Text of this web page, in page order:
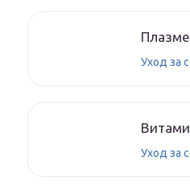
Уход за
Уход за